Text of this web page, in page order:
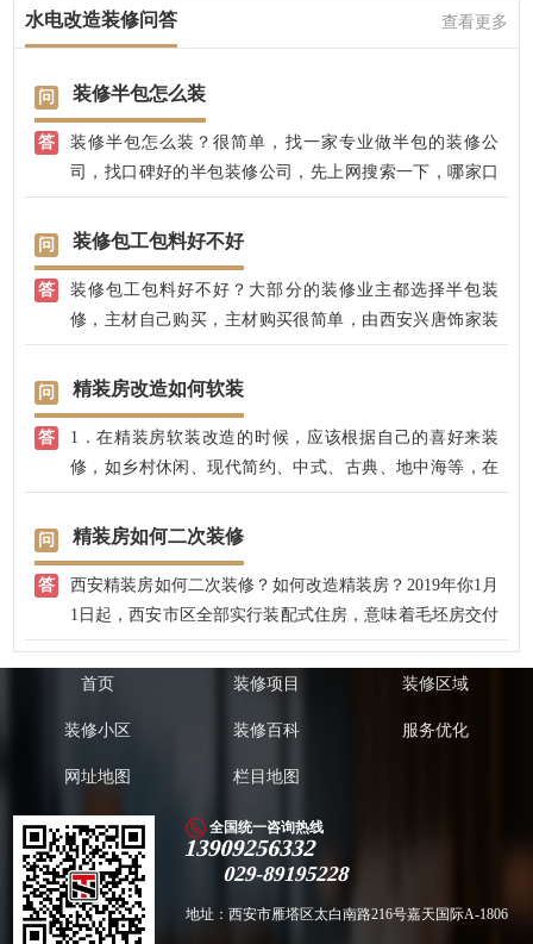
水电改造装修问答 查看更多
装修半包怎么装
装修半包怎么装？很简单，找一家专业做半包的装修公
司，找口碑好的半包装修公司，先上网搜索一下，哪家口
碑好？然后，把自己的想法和设计师沟通，由设计师帮你
设计半包方案，由设计师根据设计风格推荐一些性价比高
装修包工包料好不好
装修包工包料好不好？大部分的装修业主都选择半包装
修，主材自己购买，主材购买很简单，由西安兴唐饰家装
饰公司设计师全程指导。
精装房改造如何软装
1．在精装房软装改造的时候，应该根据自己的喜好来装
修，如乡村休闲、现代简约、中式、古典、地中海等，在
这些风格下选择家具可以让平淡无奇的精装房展示出或乡
村或奢华或古典的气质。另外，精装房软装可以通过改变
窗帘、布艺、饰品等，来实现显著的视觉效果。
2．尽管精装房软装可以改变精装房的风格，但也要与精装
房硬装结合才能较好地表现你自己想要的风格。所以在精
装房装修的时候有必要在原有硬装基础上，添加一些定制
的小改造，以得到自己想要的精装房风格。这些改造不用
家具饰品风格与硬装完美搭配。
3．精装房改造如果不想对硬装进行大改动又想要体现个性
进行二次分区。这样既可以使各功能区有明显区分又可以
相互通透成一体，使房屋空间显得宽敞大方，让人感觉轻
松自然。
精装房改造的注意事项是什么呢，要考虑的问题有很多
精装房如何二次装修
西安精装房如何二次装修？如何改造精装房？2019年你1月
1日起，西安市区全部实行装配式住房，意味着毛坯房交付
的结束，2021年以后交付的房子全部都是精装房了，精装
房给人民带来便利的同时，也给西安人民带来很多问题，
际收房的时候，质量根本就不行，问题也层出不穷，大部
分的业主收房后，都需要进行二次改装。 根据我公司多年
实际情况和业主的要求，来进行二次改造。
首页 装修项目 装修区域
装修小区 装修百科 服务优化
网址地图 栏目地图
全国统一咨询热线
13909256332
029-89195228
地址：西安市雁塔区太白南路216号嘉天国际A-1806